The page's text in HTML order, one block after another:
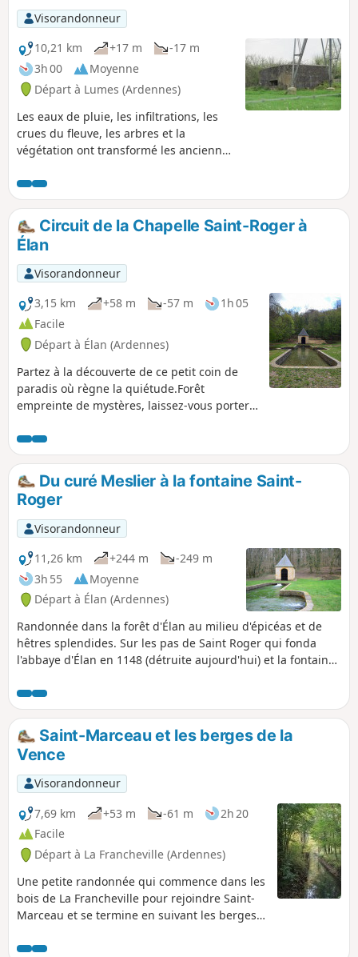
Visorandonneur
10,21 km
+17 m
-17 m
3h 00
Moyenne
Départ à Lumes (Ardennes)
Les eaux de pluie, les infiltrations, les
crues du fleuve, les arbres et la
végétation ont transformé les anciennes
agréable, dans un dédale de sentiers
longeant des étangs plus beaux les uns
que les autres, côtoyant la Meuse avec
de très jolis paysages en toile de fond et
la rumeur paisible des activités
humaines alentour.
Circuit de la Chapelle Saint-Roger à
Élan
Visorandonneur
3,15 km
+58 m -57 m
1h 05
Facile
Départ à Élan (Ardennes)
Partez à la découverte de ce petit coin de
paradis où règne la quiétude.Forêt
empreinte de mystères, laissez-vous porter
Du curé Meslier à la fontaine Saint-
Roger
Visorandonneur
11,26 km
+244 m
-249 m
3h 55
Moyenne
Départ à Élan (Ardennes)
Randonnée dans la forêt d'Élan au milieu d'épicéas et de
hêtres splendides. Sur les pas de Saint Roger qui fonda
l'abbaye d'Élan en 1148 (détruite aujourd'hui) et la fontaine
les pas également du curé Meslier qui officia à Étrépigny,
Balaives et Butz de 1689 à 1729 qui était athée et
révolutionnaire.
Saint-Marceau et les berges de la
Vence
Visorandonneur
7,69 km
+53 m -61 m
2h 20
Facile
Départ à La Francheville (Ardennes)
Une petite randonnée qui commence dans les
bois de La Francheville pour rejoindre Saint-
Marceau et se termine en suivant les berges
industrielles, vestiges de moulins à eau.